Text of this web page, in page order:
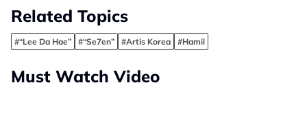
Related Topics
#“Lee Da Hae” #“Se7en” #Artis Korea #Hamil
Must Watch Video